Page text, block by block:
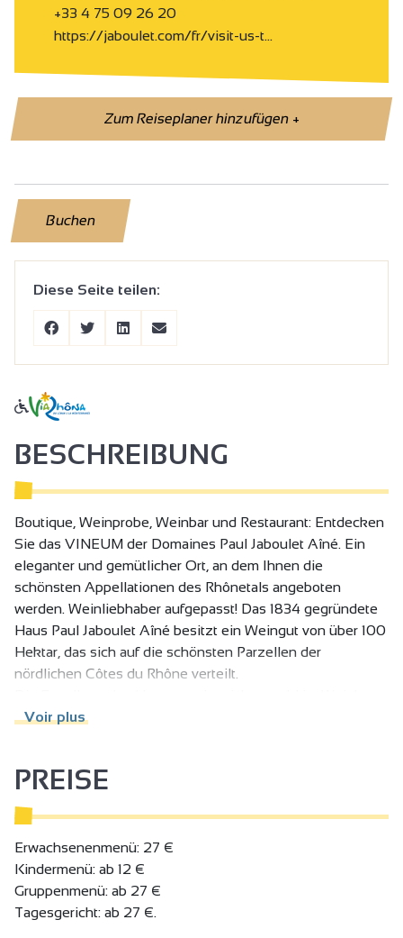
+33 4 75 09 26 20
https://jaboulet.com/fr/visit-us-t…
Zum Reiseplaner hinzufügen+
Buchen
Diese Seite teilen:
BESCHREIBUNG
Boutique, Weinprobe, Weinbar und Restaurant: Entdecken
Sie das VINEUM der Domaines Paul Jaboulet Aîné. Ein
eleganter und gemütlicher Ort, an dem Ihnen die
schönsten Appellationen des Rhônetals angeboten
werden. Weinliebhaber aufgepasst! Das 1834 gegründete
Haus Paul Jaboulet Aîné besitzt ein Weingut von über 100
Hektar, das sich auf die schönsten Parzellen der
nördlichen Côtes du Rhône verteilt.
mit einer biologischen Landwirtschaft, die den Reichtum
anspruchsvollen Weinbereitung, die stets auf der Suche
nach Perfektion ist.
Im historischen Herzen des Weinbaugebiets, am Fuße der
berühmten Hermitage-Hänge, beherbergt das VINEUM
den Weinkeller der Domaines Paul Jaboulet Aîné sowie
eine Weinstube und ein Restaurant. ein eleganter und
gemütlicher Ort, an dem wir Sie einladen, unsere Weine
Voir plus
PREISE
Erwachsenenmenü: 27 €
Kindermenü: ab 12 €
Gruppenmenü: ab 27 €
Tagesgericht: ab 27 €.